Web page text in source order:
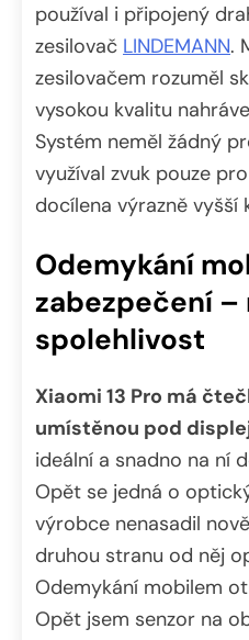
používal i připojený
zesilovač LINDEMANN.
zesilovačem rozuměl
vysokou kvalitu
Systém neměl žádný
využíval zvuk pouze
docílena výrazně vyšší
Odemykání
zabezpečení
spolehlivost
Xiaomi 13 Pro má
umístěnou pod
ideální a snadno na ní
Opět se jedná o
výrobce nenasadil
druhou stranu od něj
Odemykání mobilem
Opět jsem senzor na